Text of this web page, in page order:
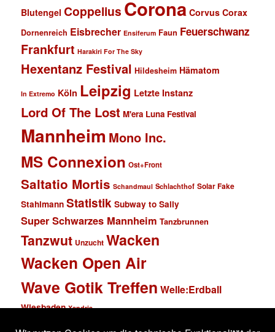
Blutengel Coppelius Corona Corvus Corax
Dornenreich Eisbrecher Ensiferum Faun Feuerschwanz
Frankfurt Harakiri For The Sky
Hexentanz Festival Hildesheim Hämatom
In Extremo Köln Leipzig Letzte Instanz
Lord Of The Lost M'era Luna Festival
Mannheim Mono Inc.
MS Connexion Ost+Front
Saltatio Mortis Schandmaul Schlachthof Solar Fake
Stahlmann Statistik Subway to Sally
Super Schwarzes Mannheim Tanzbrunnen
Tanzwut Unzucht Wacken
Wacken Open Air
Wave Gotik Treffen Welle:Erdball
Wiesbaden Xandria